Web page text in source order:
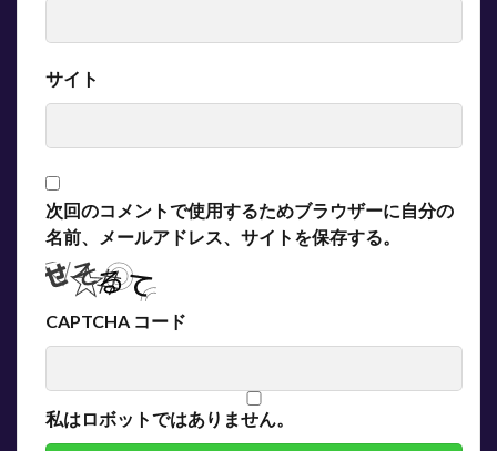
サイト
次回のコメントで使用するためブラウザーに自分の
名前、メールアドレス、サイトを保存する。
CAPTCHA コード
私はロボットではありません。